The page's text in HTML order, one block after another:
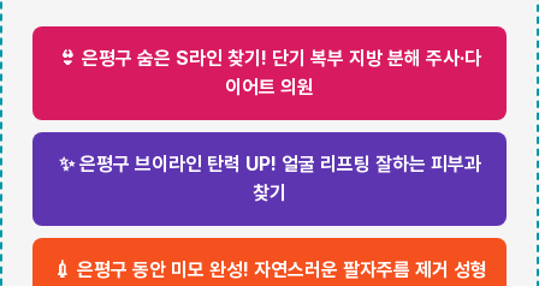
👙 은평구 숨은 S라인 찾기! 단기 복부 지방 분해 주사·다
이어트 의원
✨ 은평구 브이라인 탄력 UP! 얼굴 리프팅 잘하는 피부과
찾기
💉 은평구 동안 미모 완성! 자연스러운 팔자주름 제거 성형